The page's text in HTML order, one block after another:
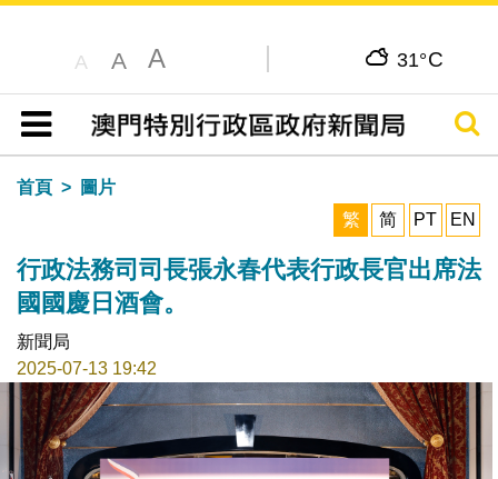
A A A 31°C
目錄
搜尋
首頁
圖片
繁
简 PT EN
行政法務司司長張永春代表行政長官出席法
國國慶日酒會。
新聞局
2025-07-13 19:42